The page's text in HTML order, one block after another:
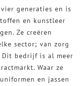
generaties en is
en kunstleer
Ze creëren
sector; van zorg
bedrijf is al meer
Waar ze
en jassen